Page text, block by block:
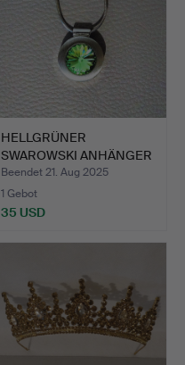
HELLGRÜNER
SWAROWSKI ANHÄNGER
an Halskette.
Beendet 21. Aug 2025
1 Gebot
35 USD